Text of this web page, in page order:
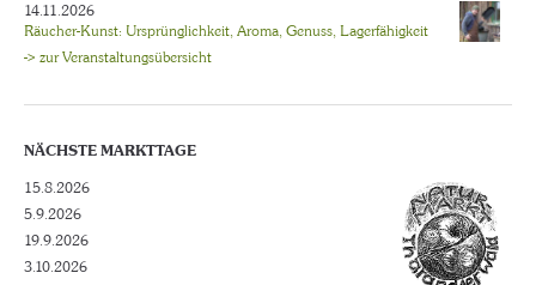
14.11.2026
Räucher-Kunst: Ursprünglichkeit, Aroma, Genuss, Lagerfähigkeit
-> zur Veranstaltungsübersicht
NÄCHSTE MARKTTAGE
15.8.2026
5.9.2026
19.9.2026
3.10.2026